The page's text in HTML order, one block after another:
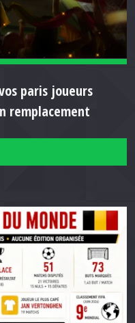
paris joueurs
remplacement